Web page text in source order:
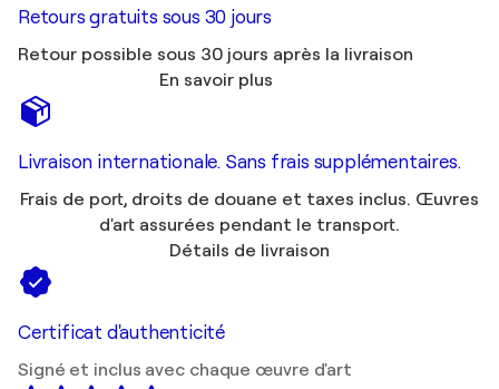
Retours gratuits sous 30 jours
Retour possible sous 30 jours après la livraison
En savoir plus
Livraison internationale. Sans frais supplémentaires.
Frais de port, droits de douane et taxes inclus. Œuvres
d'art assurées pendant le transport.
Détails de livraison
Certificat d'authenticité
Signé et inclus avec chaque œuvre d'art